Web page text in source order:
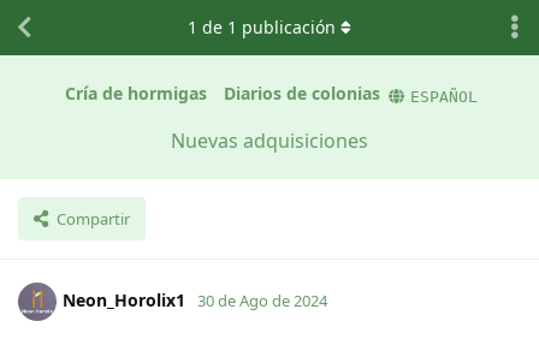
Cría de hormigas Diarios de colonias ESPAÑOL
Nuevas adquisiciones
Compartir
1 de 1 publicación
Neon_Horolix1 30 de Ago de 2024